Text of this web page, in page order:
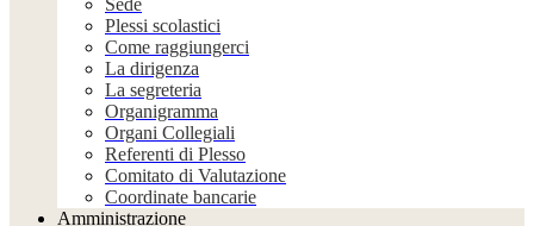
Sede
Plessi scolastici
Come raggiungerci
La dirigenza
La segreteria
Organigramma
Organi Collegiali
Referenti di Plesso
Comitato di Valutazione
Coordinate bancarie
Amministrazione